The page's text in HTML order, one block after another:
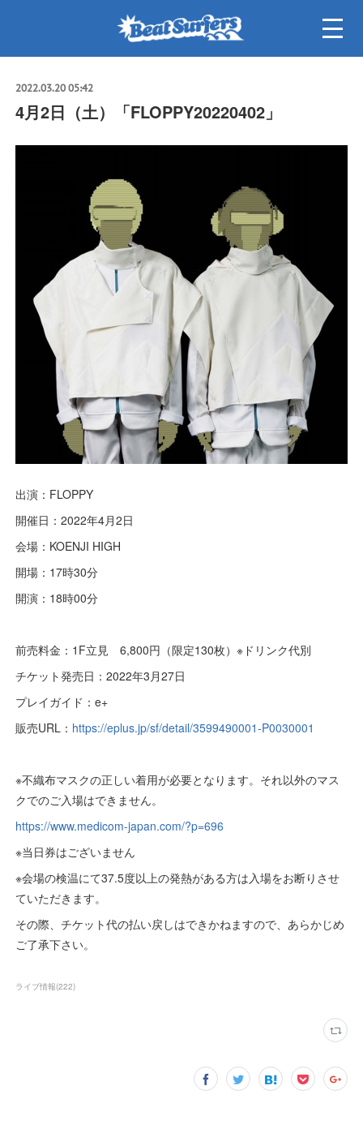
2022.03.20 05:42
4月2日（土）「FLOPPY20220402」
出演：FLOPPY
開催日：2022年4月2日
会場：KOENJI HIGH
開場：17時30分
開演：18時00分
前売料金：1F立見 6,800円（限定130枚）※ドリンク代別
チケット発売日：2022年3月27日
プレイガイド：e+
販売URL： https://eplus.jp/sf/detail/3599490001-P0030001
※不織布マスクの正しい着用が必要となります。それ以外のマス
クでのご入場はできません。
https://www.medicom-japan.com/?p=696
※当日券はございません
※会場の検温にて37.5度以上の発熱がある方は入場をお断りさせ
ていただきます。
その際、チケット代の払い戻しはできかねますので、あらかじめ
ご了承下さい。
ライブ情報(222)